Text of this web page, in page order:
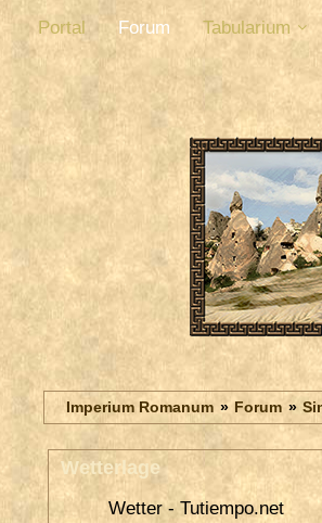
Portal Forum Tabularium
Imperium Romanum Forum
Wetterlage
Wetter - Tutiempo.net